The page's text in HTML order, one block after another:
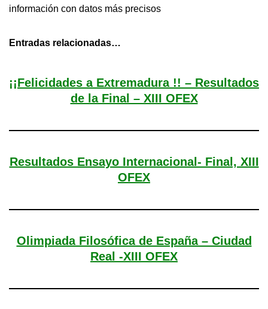
información con datos más precisos
Entradas relacionadas…
¡¡Felicidades a Extremadura !! – Resultados
de la Final – XIII OFEX
Resultados Ensayo Internacional- Final, XIII
OFEX
Olimpiada Filosófica de España – Ciudad
Real -XIII OFEX